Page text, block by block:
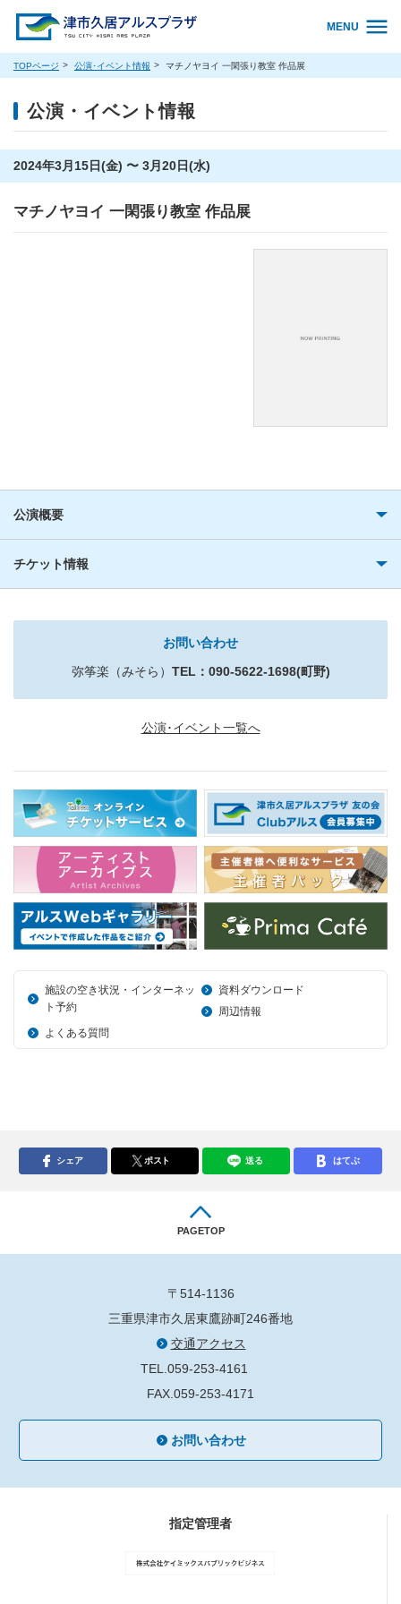
MENU
TOPページ 公演･イベント情報 マチノヤヨイ 一閑張り教室 作品展
公演・イベント情報
2024年3月15日(金) 〜 3月20日(水)
マチノヤヨイ 一閑張り教室 作品展
公演概要
チケット情報
お問い合わせ
弥筝楽（みそら） TEL：090-5622-1698(町野)
公演･イベント一覧へ
施設の空き状況・インターネッ
ト予約
資料ダウンロード
周辺情報
よくある質問
シェア ポスト 送る はてぶ
PAGETOP
〒514-1136
三重県津市久居東鷹跡町246番地
交通アクセス
TEL.059-253-4161
FAX.059-253-4171
お問い合わせ
指定管理者